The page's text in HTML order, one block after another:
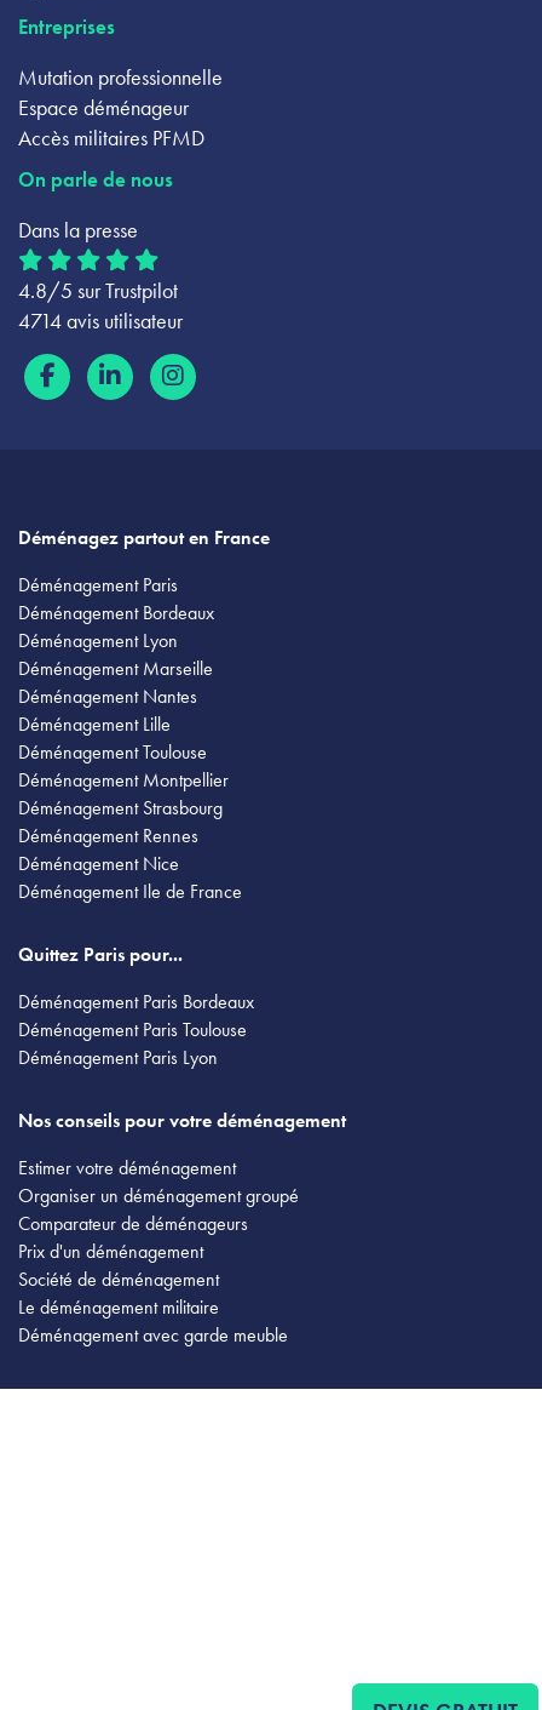
Entreprises
Mutation professionnelle
Espace déménageur
Accès militaires PFMD
On parle de nous
Dans la presse
4.8/5 sur Trustpilot
4714 avis utilisateur
Déménagez partout en France
Déménagement Paris
Déménagement Bordeaux
Déménagement Lyon
Déménagement Marseille
Déménagement Nantes
Déménagement Lille
Déménagement Toulouse
Déménagement Montpellier
Déménagement Strasbourg
Déménagement Rennes
Déménagement Nice
Déménagement Ile de France
Quittez Paris pour...
Déménagement Paris Bordeaux
Déménagement Paris Toulouse
Déménagement Paris Lyon
Nos conseils pour votre déménagement
Estimer votre déménagement
Organiser un déménagement groupé
Comparateur de déménageurs
Prix d'un déménagement
Société de déménagement
Le déménagement militaire
Déménagement avec garde meuble